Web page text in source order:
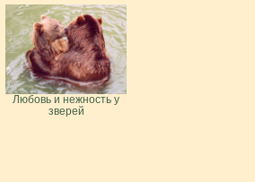
Любовь и нежность у
зверей